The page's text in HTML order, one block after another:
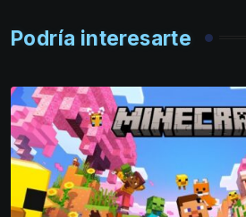
Podría interesarte